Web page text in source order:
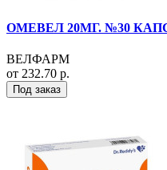
ОМЕВЕЛ 20МГ. №30
ВЕЛФАРМ
от 232.70 р.
Под заказ